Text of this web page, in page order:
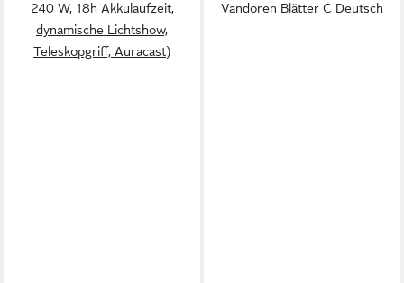
240 W, 18h Akkulaufzeit,
dynamische Lichtshow,
Teleskopgriff, Auracast)
Vandoren Blätter C Deutsch